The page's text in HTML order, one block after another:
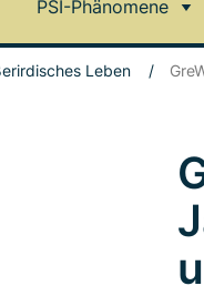
PSI-Phänomene
Leben /